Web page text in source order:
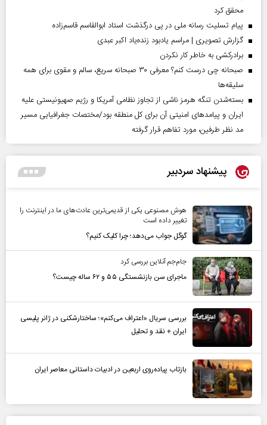
محقق کرد
پیام تسلیت رسانه ملی در پی درگذشت استاد ابوالقاسم قاسم‌زاده
گزارش تصویری | مراسم یادبود زنده‌یاد اکبر عبدی
برادرکشی به خاطر کار نکردن
صبحانه چی درست کنم؟ معرفی ۳۰ صبحانه سریع، سالم و مقوی برای همه
سلیقه‌ها
بسته‌شدن تنگه هرمز ناشی از تجاوز نظامی آمریکا و رژیم صهیونیستی علیه
ایران و پیامد‌های امنیتی آن برای کل منطقه بود/مختصات جغرافیایی مسیر
مد نظر طرفین، مورد تفاهم قرار گرفته
پیشنهاد سردبیر
هوش مصنوعی یکی از قدیمی‌ترین عادت‌های ما در اینترنت را
تغییر داده است
گوگل جواب می‌دهد؛ چرا کلیک کنیم؟
جام‌جم آنلاین بررسی کرد
ماجرای سن بازنشستگی ۵۵ و ۶۲ ساله چیست؟
بررسی سریال «اعتراف می‌کنم»؛ ساختارشکنی در ژانر پلیسی
ایران + نقد و تحلیل
بازتاب پیاده‌روی اربعین در ادبیات داستانی معاصر ایران